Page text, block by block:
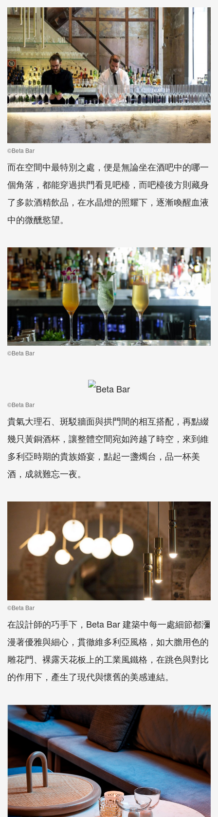
©Beta Bar
而在空間中最特別之處，便是無論坐在酒吧中的哪一
個角落，都能穿過拱門看見吧檯，而吧檯後方則藏身
了多款酒精飲品，在水晶燈的照耀下，逐漸喚醒血液
中的微醺慾望。
©Beta Bar
©Beta Bar
貴氣大理石、斑駁牆面與拱門間的相互搭配，再點綴
幾只黃銅酒杯，讓整體空間宛如跨越了時空，來到維
多利亞時期的貴族婚宴，點起一盞燭台，品一杯美
酒，成就難忘一夜。
©Beta Bar
在設計師的巧手下，Beta Bar 建築中每一處細節都瀰
漫著優雅與細心，貫徹維多利亞風格，如大膽用色的
雕花門、裸露天花板上的工業風鐵格，在跳色與對比
的作用下，產生了現代與懷舊的美感連結。